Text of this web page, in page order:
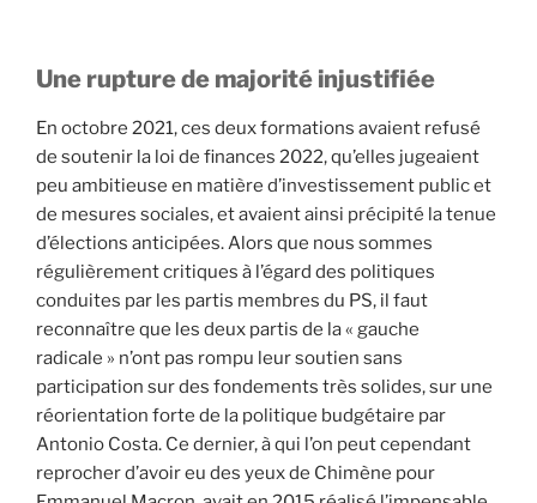
Une rupture de majorité injustifiée
En octobre 2021, ces deux formations avaient refusé
de soutenir la loi de finances 2022, qu’elles jugeaient
peu ambitieuse en matière d’investissement public et
de mesures sociales, et avaient ainsi précipité la tenue
d’élections anticipées. Alors que nous sommes
régulièrement critiques à l’égard des politiques
conduites par les partis membres du PS, il faut
reconnaître que les deux partis de la « gauche
radicale » n’ont pas rompu leur soutien sans
participation sur des fondements très solides, sur une
réorientation forte de la politique budgétaire par
Antonio Costa. Ce dernier, à qui l’on peut cependant
reprocher d’avoir eu des yeux de Chimène pour